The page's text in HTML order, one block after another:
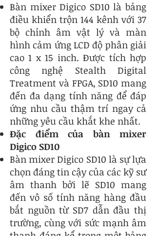
Bàn mixer Digico SD10 là bảng
điều khiển trộn 144 kênh với 37
bộ chỉnh âm vật lý và màn
hình cảm ứng LCD độ phân giải
cao 1 x 15 inch. Được tích hợp
công nghệ Stealth Digital
Treatment và FPGA, SD10 mang
đến đa dạng tính năng để đáp
ứng nhu cầu thậm trí ngay cả
những yêu cầu khắt khe nhất.
Đặc điểm của bàn mixer
Digico SD10
Bàn mixer Digico SD10 là sự lựa
chọn đáng tin cậy của các kỹ sư
âm thanh bởi lẽ SD10 mang
đến vô số tính năng hàng đầu
bắt nguồn từ SD7 dẫn đầu thị
trường, cùng với sức mạnh âm